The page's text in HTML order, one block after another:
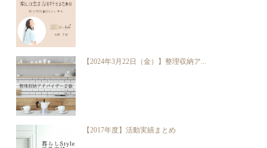
【2024年3月22日（金）】整理収納ア...
【2017年度】活動実績まとめ